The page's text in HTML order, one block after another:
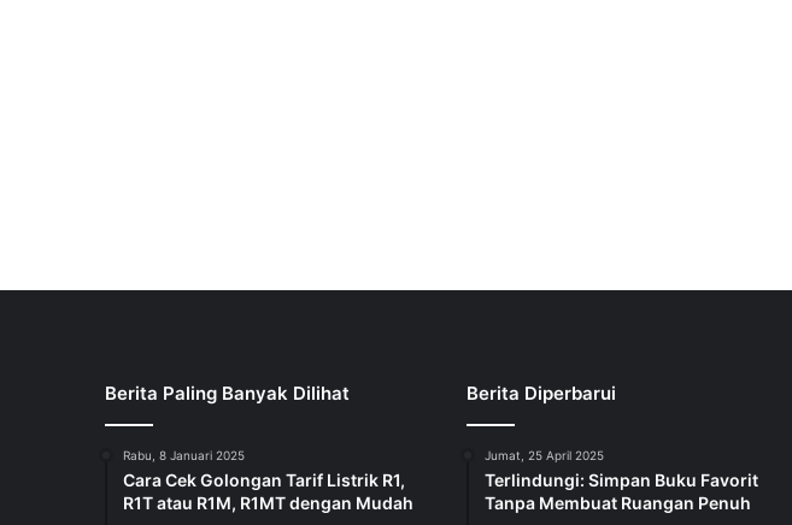
Berita Paling Banyak Dilihat
Rabu, 8 Januari 2025
Cara Cek Golongan Tarif Listrik R1,
R1T atau R1M, R1MT dengan Mudah
Berita Diperbarui
Jumat, 25 April 2025
Terlindungi: Simpan Buku Favorit
Tanpa Membuat Ruangan Penuh